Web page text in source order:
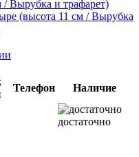
(высота 11 см / Вырубка
Телефон
Наличие
достаточно